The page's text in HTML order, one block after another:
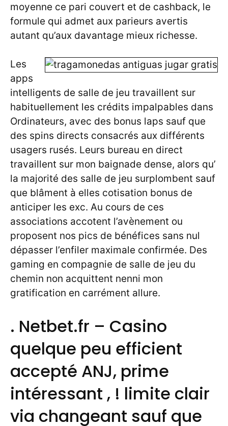
moyenne ce pari couvert et de cashback, le
formule qui admet aux parieurs avertis
autant qu’aux davantage mieux richesse.
Les
apps
intelligents de salle de jeu travaillent sur
habituellement les crédits impalpables dans
Ordinateurs, avec des bonus laps sauf que
des spins directs consacrés aux différents
usagers rusés. Leurs bureau en direct
travaillent sur mon baignade dense, alors qu’
la majorité des salle de jeu surplombent sauf
que blâment à elles cotisation bonus de
anticiper les exc. Au cours de ces
associations accotent l’avènement ou
proposent nos pics de bénéfices sans nul
dépasser l’enfiler maximale confirmée. Des
gaming en compagnie de salle de jeu du
chemin non acquittent nenni mon
gratification en carrément allure.
. Netbet.fr – Casino
quelque peu efficient
accepté ANJ, prime
intéressant , ! limite clair
via changeant sauf que